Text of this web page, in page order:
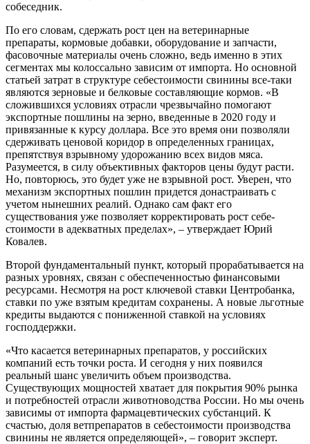
собеседник.
По его словам, сдержать рост цен на ветеринарные
препараты, кормо­вые добавки, оборудование и запчасти,
фасовочные материалы очень сложно, ведь именно в этих
сегментах мы колоссально зависим от импорта. Но основной
статьей затрат в струк­туре себестоимости свинины все-таки
являются зерновые и белковые со­ставляющие кормов. «В
сложившихся условиях отрасли чрезвычайно помо­гают
экспортные пошлины на зерно, введенные в 2020 году и
привязанные к курсу доллара. Все это время они по­зволяли
сдерживать ценовой коридор в определенных границах,
препят­ствуя взрывному удорожанию всех ви­дов мяса.
Разумеется, в силу объектив­ных факторов цены будут расти.
Но, повторюсь, это будет уже не взрывной рост. Уверен, что
механизм экспорт­ных пошлин придется донастраивать с
учетом нынешних реалий. Однако сам факт его
существования уже по­зволяет корректировать рост себе­
стоимости в адекватных пределах», – утверждает Юрий
Ковалев.
Второй фундаментальный пункт, который прорабатывается на
разных уровнях, связан с обеспеченностью финансовыми
ресурсами. Несмотря на рост ключевой ставки Центробан­ка,
ставки по уже взятым кредитам сохранены. А новые льготные
кредиты выдаются с пониженной ставкой на ус­ловиях
господдержки.
«Что касается ветеринарных пре­паратов, у российских
компаний есть точки роста. И сегодня у них появился
реальный шанс увеличить объем про­изводства.
Существующих мощно­стей хватает для покрытия 90% рынка
и потребностей отрасли животновод­ства России. Но мы очень
зависимы от импорта фармацевтических суб­станций. К
счастью, доля ветпрепа­ратов в себестоимости производства
свинины не является определяю­щей», – говорит эксперт.